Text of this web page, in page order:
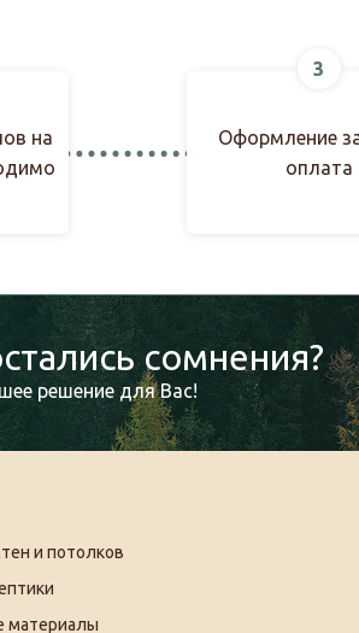
на
3
Оформление
оплата
сомнения?
решение для Вас!
и потолков
материалы